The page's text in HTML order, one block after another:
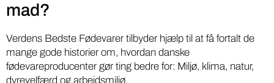
mad?
Verdens Bedste Fødevarer tilbyder hjælp til at få fortalt de
mange gode historier om, hvordan danske
fødevareproducenter gør ting bedre for: Miljø, klima, natur,
dyrevelfærd og arbejdsmiljø.